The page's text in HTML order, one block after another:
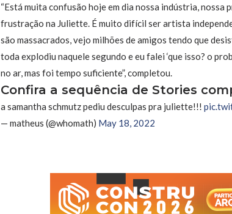
“Está muita confusão hoje em dia nossa indústria,
frustração na Juliette. É muito difícil ser artista
são massacrados, vejo milhões de amigos tendo que
toda explodiu naquele segundo e eu falei ‘que isso? o
no ar, mas foi tempo suficiente”, completou.
Confira a sequência de Stories
a samantha schmutz pediu desculpas pra juliette!!!
— matheus (@whomath) May 18, 2022